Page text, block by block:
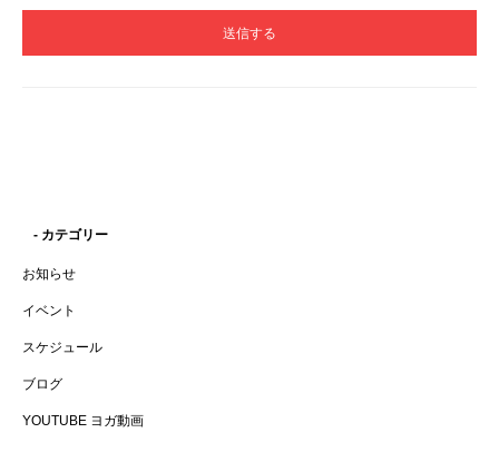
- カテゴリー
お知らせ
イベント
スケジュール
ブログ
YOUTUBE ヨガ動画